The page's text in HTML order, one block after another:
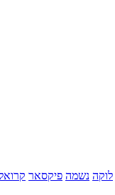
לוקה נשמה פיקסאר